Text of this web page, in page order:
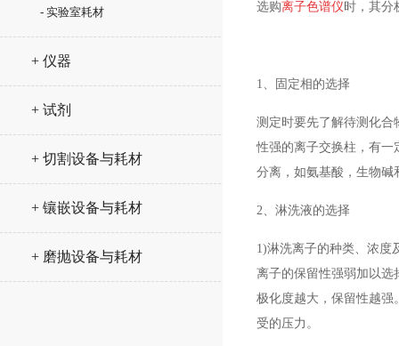
- 实验室耗材
+ 仪器
+ 试剂
+ 切割设备与耗材
+ 镶嵌设备与耗材
+ 磨抛设备与耗材
选购离子色谱仪时，其分
1、固定相的选择
测定时要先了解待测化合
性强的离子交换柱，有一
分离，如氨基酸，生物碱
2、淋洗液的选择
1)淋洗离子的种类、浓度
离子的保留性强弱加以选
极化度越大，保留性越强
受的压力。